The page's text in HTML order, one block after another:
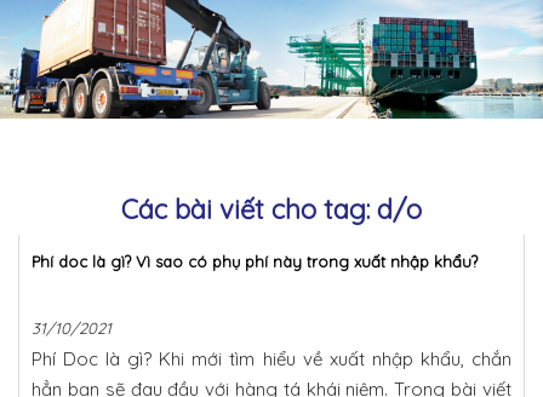
< >
Các bài viết cho tag: d/o
Phí doc là gì? Vì sao có phụ phí này trong xuất nhập khẩu?
31/10/2021
Phí Doc là gì? Khi mới tìm hiểu về xuất nhập khẩu, chắn
hẳn bạn sẽ đau đầu với hàng tá khái niệm. Trong bài viết